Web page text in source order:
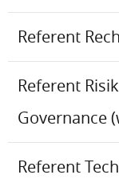
Referent
Referent
Governance
Referent